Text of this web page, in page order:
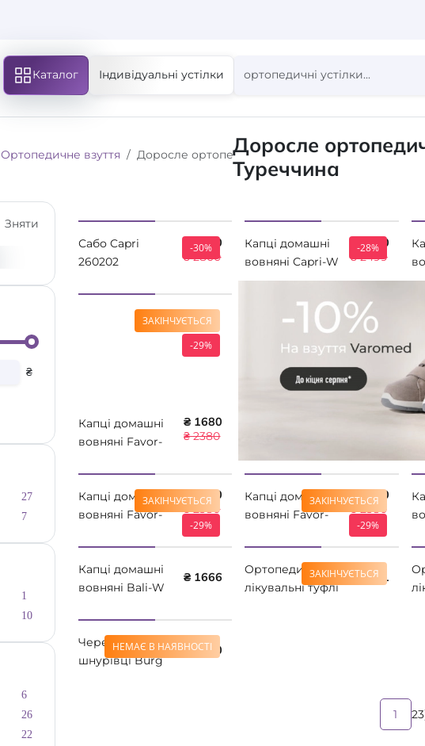
Каталог Індивідуальні устілки
Ортопедичне взуття Доросле ортопедичне взуття
Доросле
Туреччина
Зняти
₴
27
7
1
10
6
26
22
-30%
Сабо Capri
260202
колір білий
₴ 1960
₴ 2800
-28%
Капці домашні
вовняні Capri-W
26Y0507
₴ 1800
₴ 2499
ЗАКІНЧУЄТЬСЯ
-29%
Капці домашні
вовняні Favor-
Comfortfusse
₴ 1680
₴ 2380
ЗАКІНЧУЄТЬСЯ
-29%
Капці домашні
вовняні Favor-
Comfortfusse
₴ 1680
₴ 2380
ЗАКІНЧУЄТЬСЯ
-29%
Капці домашні
вовняні Favor-
Comfortfusse
₴ 1680
₴ 2380
Капці домашні
вовняні Bali-W
Comfortfusse
₴ 1666 ЗАКІНЧУЄТЬСЯ
Oртопедичні
лікувальні туфлі
₴ 2381
НЕМАЄ В НАЯВНОСТІ
Черевики на
шнурівці Burg
₴ 3990
1 23